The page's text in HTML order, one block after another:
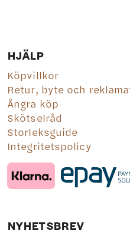
HJÄLP
Köpvillkor
Retur, byte och
Ångra köp
Skötselråd
Storleksguide
Integritetspolicy
NYHETSBREV